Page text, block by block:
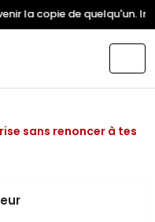
copie de quelqu'un.
sans renoncer à tes